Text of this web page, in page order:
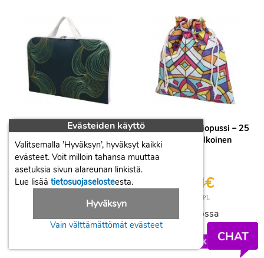
Mylo 17\"
sublimaatiotekniikalla
painettu laptop laukku
Valkoinen
28,86€
Givo-sublimaatiopussi – 25
x 30 cm Valkoinen
6,74€
/ KPL
Varastossa
Evästeiden käyttö
Valitsemalla ’Hyväksyn’, hyväksyt kaikki
evästeet. Voit milloin tahansa muuttaa
asetuksia sivun alareunan linkistä.
Lue lisää tietosuojaselosteesta.
Hyväksyn
Vain välttämättömät evästeet